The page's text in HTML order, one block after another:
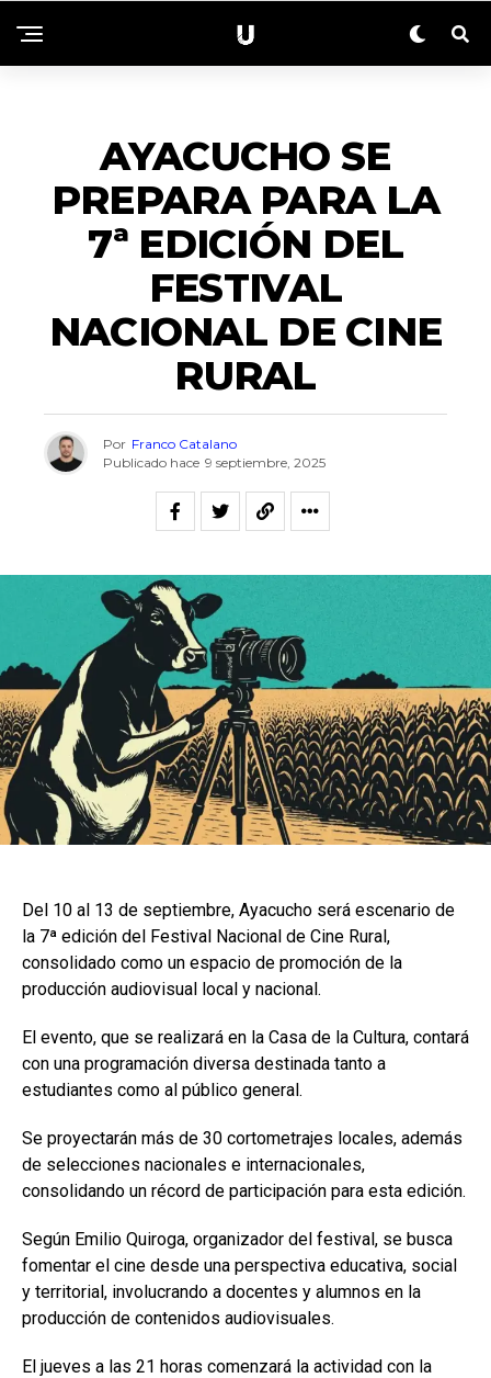
AYACUCHO SE
PREPARA PARA LA
7ª EDICIÓN DEL
FESTIVAL
NACIONAL DE CINE
RURAL
Por Franco Catalano
Publicado hace 9 septiembre, 2025
Del 10 al 13 de septiembre, Ayacucho será escenario de
la 7ª edición del Festival Nacional de Cine Rural,
consolidado como un espacio de promoción de la
producción audiovisual local y nacional.
El evento, que se realizará en la Casa de la Cultura, contará
con una programación diversa destinada tanto a
estudiantes como al público general.
Se proyectarán más de 30 cortometrajes locales, además
de selecciones nacionales e internacionales,
consolidando un récord de participación para esta edición.
Según Emilio Quiroga, organizador del festival, se busca
fomentar el cine desde una perspectiva educativa, social
y territorial, involucrando a docentes y alumnos en la
producción de contenidos audiovisuales.
El jueves a las 21 horas comenzará la actividad con la